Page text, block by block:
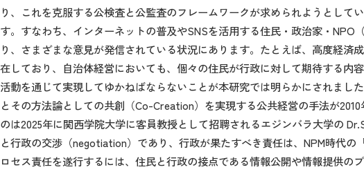
り、これを克服する公検査と公監査のフレームワークが求められようとし
す。すなわち、インターネットの普及やSNSを活用する住民・政治家・
り、さまざまな意見が発信されている状況にあります。たとえば、高度経
在しており、自治体経営においても、個々の住民が行政に対して期待する
活動を通じて実現してゆかねばならないことが本研究では明らかにされまし
とその方法論としての共創（Co-Creation）を実現する公共経営の手法が
のは2025年に関西学院大学に客員教授として招聘されるエジンバラ大学の
と行政の交渉（negotiation）であり、行政が果たすべき責任は、NPM時代
ロセス責任を遂行するには、住民と行政の接点である情報公開や情報提供